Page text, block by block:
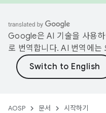
Google은 AI 기술을 사용
로 번역합니다. AI 번역에는
AOSP 문서 시작하기